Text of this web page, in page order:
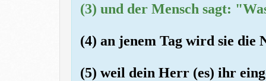
(3) und der Mensch sagt:
(4) an jenem Tag wird sie die
(5) weil dein Herr (es) ihr